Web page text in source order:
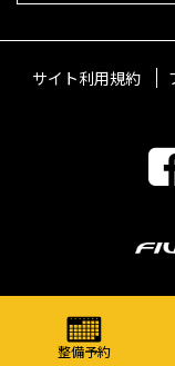
整備予約
サイト利用規約